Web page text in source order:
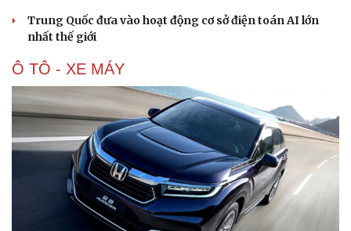
Trung Quốc đưa vào hoạt động cơ sở điện toán AI lớn
nhất thế giới
Ô TÔ - XE MÁY